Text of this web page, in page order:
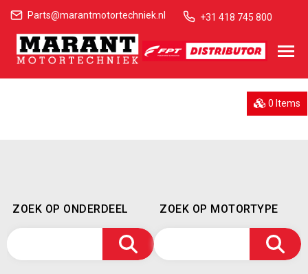
Parts@marantmotortechniek.nl +31 418 745 800
0 Items
ZOEK OP ONDERDEEL ZOEK OP MOTORTYPE